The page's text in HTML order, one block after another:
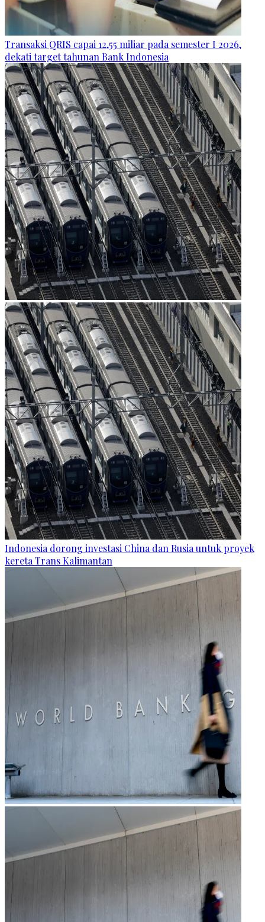
Transaksi QRIS capai 12,55 miliar pada semester I 2026,
dekati target tahunan Bank Indonesia
Indonesia dorong investasi China dan Rusia untuk proyek
kereta Trans Kalimantan